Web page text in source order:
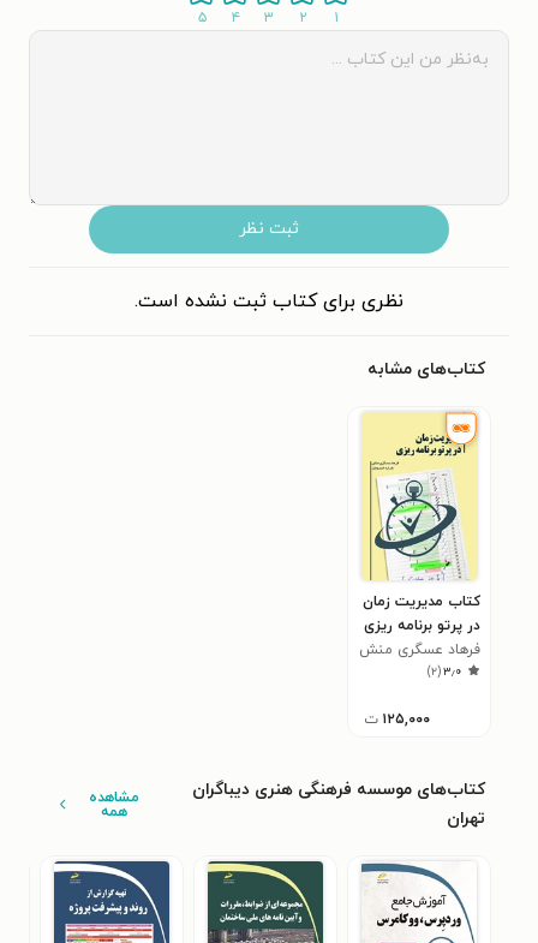
۱ ۲ ۳ ۴ ۵
ثبت نظر
نظری برای کتاب ثبت نشده است.
کتاب‌های مشابه
کتاب مدیریت زمان
در پرتو برنامه ریزی
فرهاد عسگری منش
۳٫۰(۲)
۱۲۵,۰۰۰ ت
کتاب‌های موسسه فرهنگی هنری دیباگران
تهران
مشاهده
همه